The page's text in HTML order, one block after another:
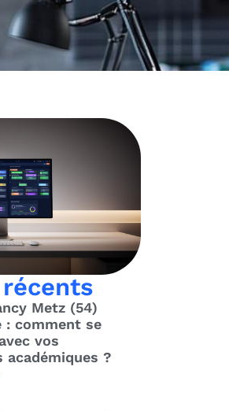
Metz (54)
: comment se
vos
?